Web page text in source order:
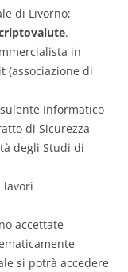
di Livorno;
.
in
(associazione di
Informatico
di Sicurezza
degli Studi di
lavori
accettate
si potrà accedere